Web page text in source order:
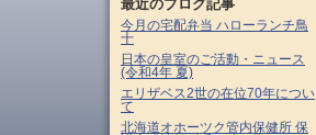
最近のブログ記事
今月の宅配弁当 ハローランチ鳥
十
日本の皇室のご活動・ニュース
(令和4年 夏)
エリザベス2世の在位70年につい
て
北海道オホーツク管内保健所 保